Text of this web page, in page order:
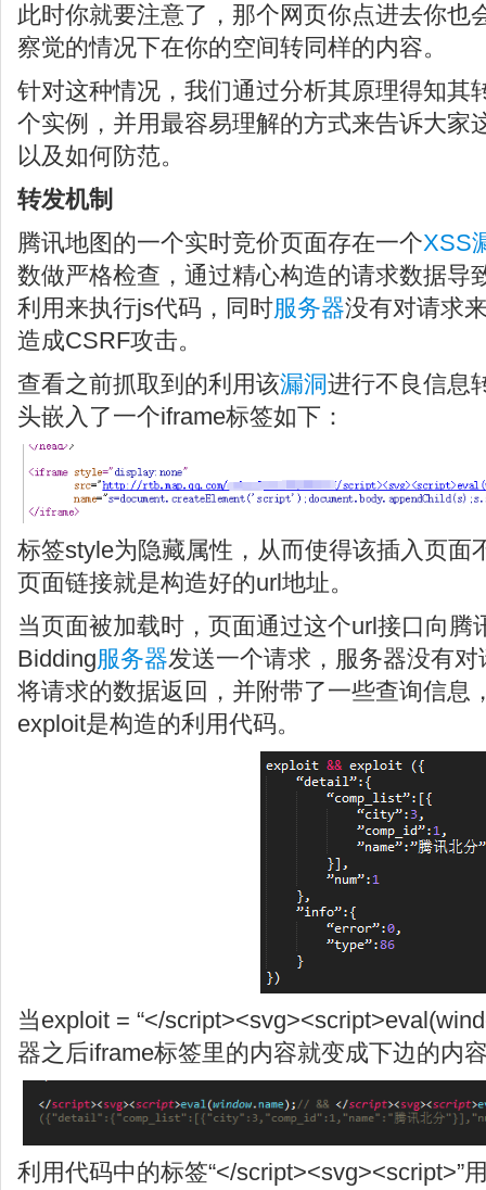
此时你就要注意了，那个网页你点进去你也
察觉的情况下在你的空间转同样的内容。
针对这种情况，我们通过分析其原理得知其
个实例，并用最容易理解的方式来告诉大家
以及如何防范。
转发机制
腾讯地图的一个实时竞价页面存在一个XSS
数做严格检查，通过精心构造的请求数据导
利用来执行js代码，同时服务器没有对请求
造成CSRF攻击。
查看之前抓取到的利用该漏洞进行不良信息
头嵌入了一个iframe标签如下：
标签style为隐藏属性，从而使得该插入页面
页面链接就是构造好的url地址。
当页面被加载时，页面通过这个url接口向腾
Bidding服务器发送一个请求，服务器没有
将请求的数据返回，并附带了一些查询信息
exploit是构造的利用代码。
当exploit = “</
器之后iframe标签里的内容就变成下边的内
利用代码中的标签“</script><svg><script>”